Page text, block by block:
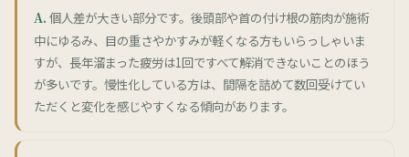
個人差が大きい部分です。後頭部や首の付け根の筋肉が施術
中にゆるみ、目の重さやかすみが軽くなる方もいらっしゃいま
すが、長年溜まった疲労は1回ですべて解消できないことのほう
が多いです。慢性化している方は、間隔を詰めて数回受けてい
ただくと変化を感じやすくなる傾向があります。